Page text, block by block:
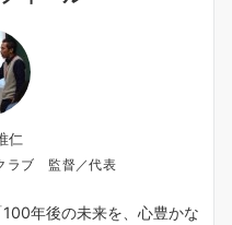
仁
ラブ 監督／代表
年後の未来を、心豊かな